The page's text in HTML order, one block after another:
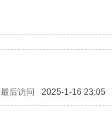
最后访问 2025-1-16 23:05